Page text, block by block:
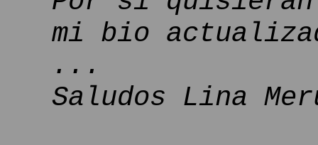
mi bio
...
Saludos Lina